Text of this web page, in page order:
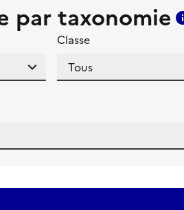
par taxonomie
Classe